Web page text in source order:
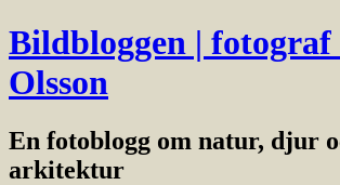
Bildbloggen | fotograf
Olsson
En fotoblogg om natur, djur
arkitektur